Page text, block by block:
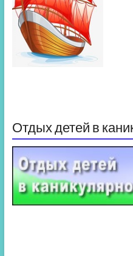
Отдых детей в